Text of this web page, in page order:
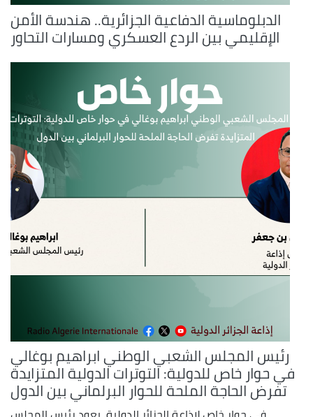
الدبلوماسية الدفاعية الجزائرية.. هندسة الأمن
الإقليمي بين الردع العسكري ومسارات التحاور
رئيس المجلس الشعبي الوطني ابراهيم بوغالي
في حوار خاص للدولية: التوترات الدولية المتزايدة
تفرض الحاجة الملحة للحوار البرلماني بين الدول